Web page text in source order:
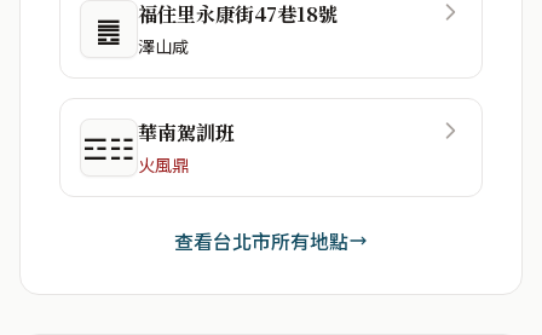
䷌ 福住里永康街47巷18號
澤山咸
☲☷華南駕訓班
火風鼎
查看台北市所有地點